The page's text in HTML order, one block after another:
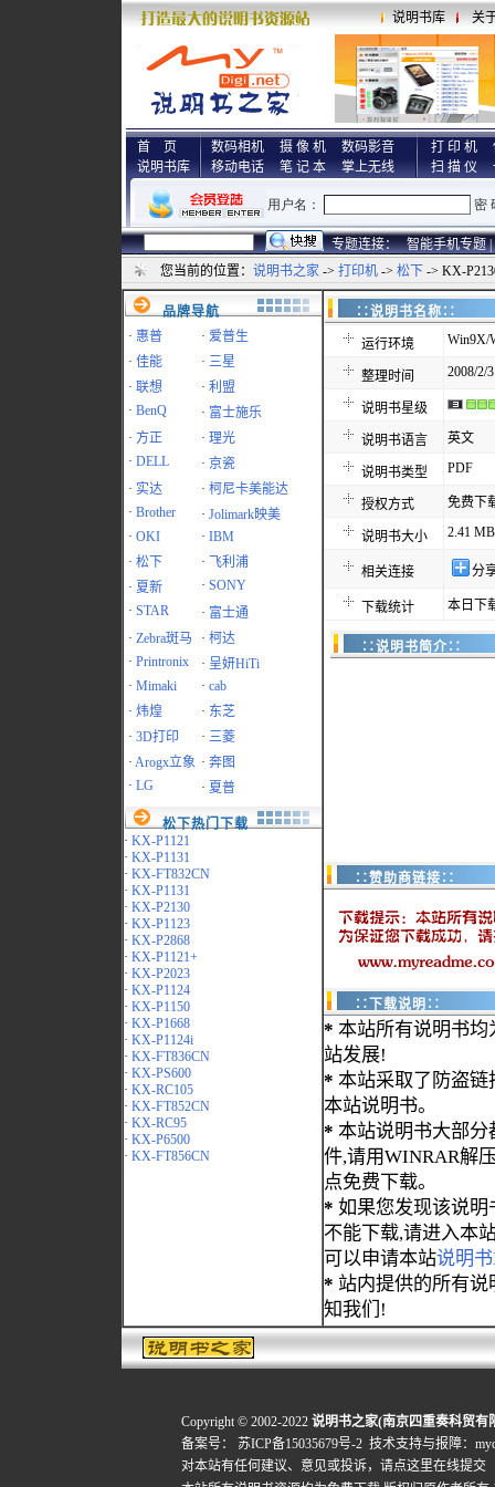
说明书库 关
首 页
说明书库
数码相机 摄 像 机
数码影音
移动电话
笔 记 本 掌上无线
打 印 机
扫 描 仪
专题连接： 智能手机专题 |
您当前的位置： 说明书之家 -> 打印机 -> 松下 -> KX-
品牌导航
· 惠普 · 爱普生
· 佳能 · 三星
· 联想 · 利盟
· BenQ · 富士施乐
· 方正 · 理光
· DELL · 京瓷
· 实达 · 柯尼卡美能达
· Brother · Jolimark映美
· OKI · IBM
· 松下 ·
飞利浦
· 夏新 · SONY
· STAR · 富士通
· Zebra斑马 · 柯达
· Printronix · 呈妍HiTi
· Mimaki · cab
· 炜煌 · 东芝
· 3D打印 · 三菱
· Arogx立象 · 奔图
· LG · 夏普
松下热门下载
· KX-P1121
· KX-P1131
· KX-FT832CN
· KX-P1131
· KX-P2130
· KX-P1123
· KX-P2868
· KX-P1121+
· KX-P2023
· KX-P1124
· KX-P1150
· KX-P1668
· KX-P1124i
· KX-FT836CN
· KX-PS600
· KX-RC105
· KX-FT852CN
· KX-RC95
· KX-P6500
· KX-FT856CN
∷说明书名
运行环境 Win9X/
整理时间 2008/2/
说明书星级
说明书语言 英文
说明书类型 PDF
授权方式 免费下
说明书大小 2.41 MB
相关连接 分
下载统计 本日下
∷说明书简介∷
∷赞助商链接∷
∷下载说明∷
* 本站所有说明书均
站发展!
* 本站采取了防盗链
本站说明书。
* 本站说明书大部分
件,请用WINRAR解
点免费下载。
* 如果您发现该说明
不能下载,请进入本
可以申请本站说明
* 站内提供的所有
知我们!
Copyright © 2002-2022 说明书之家(南京四重奏科贸有
备案号：
苏ICP备15035679号-2 技术支持与报障：
对本站有任何建议、意见或投诉， 请点这里在线提交